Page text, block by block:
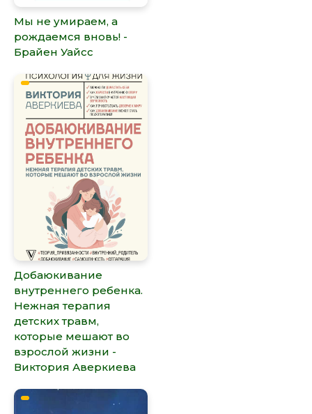
Мы не умираем, а
рождаемся вновь! -
Брайен Уайсс
Добаюкивание
внутреннего ребенка.
Нежная терапия
детских травм,
которые мешают во
взрослой жизни -
Виктория Аверкиева